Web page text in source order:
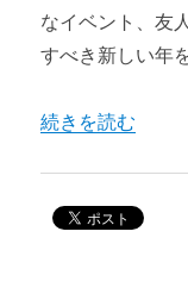
なイベント、友
すべき新しい年
“ブラジルのイ
続きを読む